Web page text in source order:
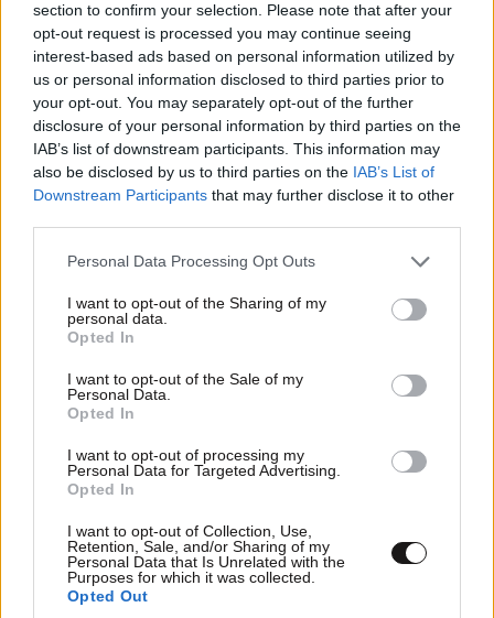
section to confirm your selection. Please note that after your
opt-out request is processed you may continue seeing
interest-based ads based on personal information utilized by
us or personal information disclosed to third parties prior to
your opt-out. You may separately opt-out of the further
disclosure of your personal information by third parties on the
IAB’s list of downstream participants. This information may
also be disclosed by us to third parties on the IAB’s List of
Downstream Participants that may further disclose it to other
Please note that this website/app uses one or more Google
not limited to your visit or usage behaviour. You may click to
grant or deny consent to Google and its third-party tags to
use your data for below specified purposes in below Google
consent section.
Personal Data Processing Opt Outs
I want to opt-out of the Sharing of my
personal data.
Opted In
I want to opt-out of the Sale of my
Personal Data.
Opted In
I want to opt-out of processing my
Personal Data for Targeted Advertising.
Opted In
I want to opt-out of Collection, Use,
Retention, Sale, and/or Sharing of my
Personal Data that Is Unrelated with the
Purposes for which it was collected.
Opted Out
0 ΣΧΌΛΙΑ ΑΝΑΓΝΩΣΤΏΝ
Xαρακτήρες: 0/1000
Διαβάστε και ακολουθήστε τους κανόνες σχολιασμού